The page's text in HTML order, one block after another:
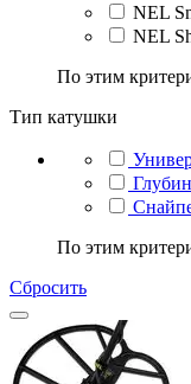
NEL
NEL
По этим
Тип катушки
По этим
Сбросить